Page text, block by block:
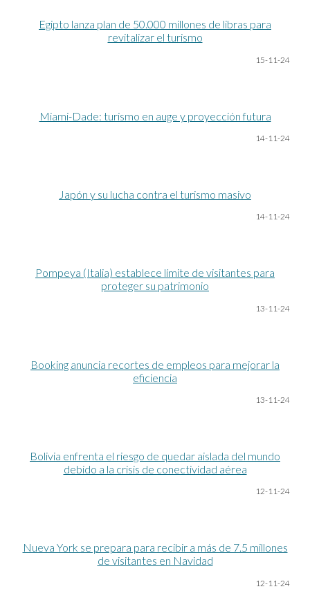
Egipto lanza plan de 50.000 millones de libras para
revitalizar el turismo
1 5-11-24
Miami-Dade: turismo en auge y proyección futura
14-11-24
Japón y su lucha contra el turismo masivo
14-11-24
Pompeya (Italia) establece límite de visitantes para
proteger su patrimonio
13-11-24
Booking anuncia recortes de empleos para mejorar la
eficiencia
13-11-24
Bolivia enfrenta el riesgo de quedar aislada del mundo
debido a la crisis de conectividad aérea
12-11-24
Nueva York se prepara para recibir a más de 7.5 millones
de visitantes en Navidad
12-11-24